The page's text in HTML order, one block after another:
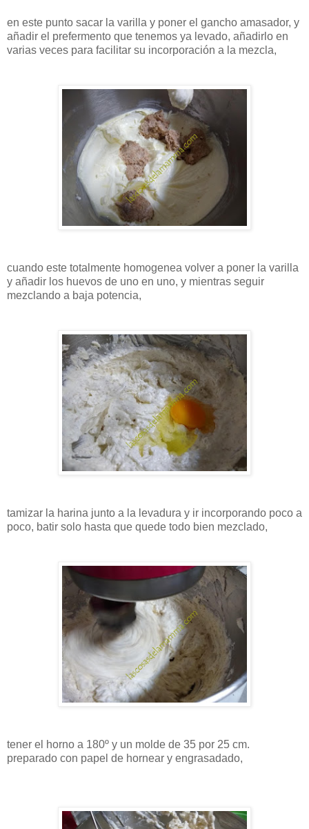
en este punto sacar la varilla y poner el gancho amasador, y
añadir el prefermento que tenemos ya levado, añadirlo en
varias veces para facilitar su incorporación a la mezcla,
cuando este totalmente homogenea volver a poner la varilla
y añadir los huevos de uno en uno, y mientras seguir
mezclando a baja potencia,
tamizar la harina junto a la levadura y ir incorporando poco a
poco, batir solo hasta que quede todo bien mezclado,
tener el horno a 180º y un molde de 35 por 25 cm.
preparado con papel de hornear y engrasadado,